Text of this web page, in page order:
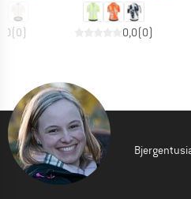
(0) 0,0(0)